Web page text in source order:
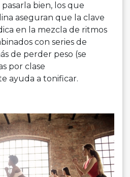
bien, los que
aseguran que la clave
en la mezcla de ritmos
con series de
de perder peso (se
por clase
ayuda a tonificar.